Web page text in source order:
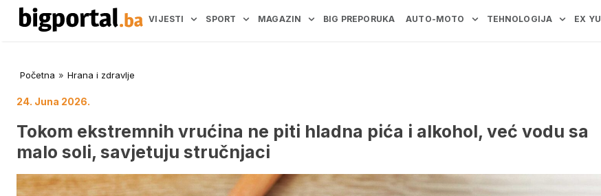
VIJESTI SPORT MAGAZIN BIG PREPORUKA AUTO-MOTO TEHNOLOGIJA EX YU
Početna » Hrana i zdravlje
24. Juna 2026.
Tokom ekstremnih vrućina ne piti hladna pića i alkohol, već vodu sa
malo soli, savjetuju stručnjaci